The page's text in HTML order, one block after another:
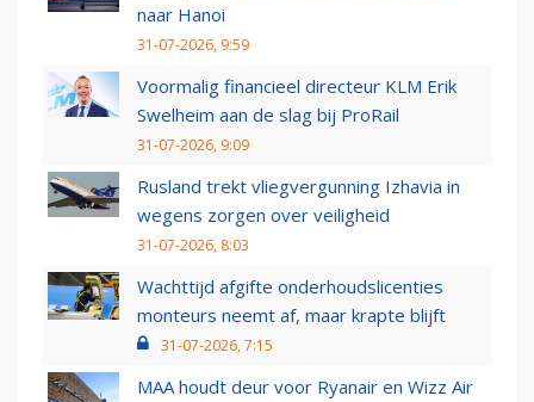
naar Hanoi
31-07-2026, 9:59
Voormalig financieel directeur KLM Erik
Swelheim aan de slag bij ProRail
31-07-2026, 9:09
Rusland trekt vliegvergunning Izhavia in
wegens zorgen over veiligheid
31-07-2026, 8:03
Wachttijd afgifte onderhoudslicenties
monteurs neemt af, maar krapte blijft
31-07-2026, 7:15
MAA houdt deur voor Ryanair en Wizz Air